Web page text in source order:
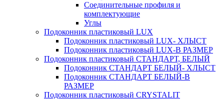
Соединительные профиля и
комплектующие
Углы
Подоконник пластиковый LUX
Подоконник пластиковый LUX- ХЛЫСТ
Подоконник пластиковый LUX-В РАЗМЕР
Подоконник пластиковый СТАНДАРТ, БЕЛЫЙ
Подоконник СТАНДАРТ БЕЛЫЙ- ХЛЫСТ
Подоконник СТАНДАРТ БЕЛЫЙ-В
РАЗМЕР
Подоконник пластиковый CRYSTALIT